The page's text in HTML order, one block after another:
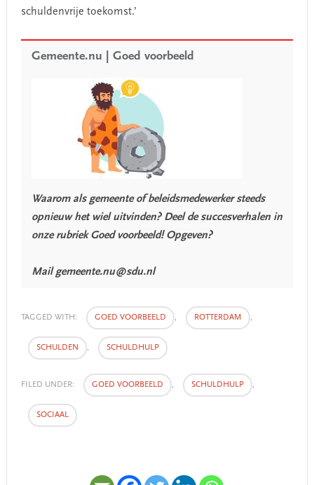
schuldenvrije toekomst.’
Gemeente.nu | Goed voorbeeld
Waarom als gemeente of beleidsmedewerker steeds
opnieuw het wiel uitvinden? Deel de succesverhalen in
onze rubriek Goed voorbeeld! Opgeven?
Mail gemeente.nu@sdu.nl
TAGGED WITH: GOED VOORBEELD , ROTTERDAM ,
SCHULDEN , SCHULDHULP
FILED UNDER: GOED VOORBEELD , SCHULDHULP ,
SOCIAAL